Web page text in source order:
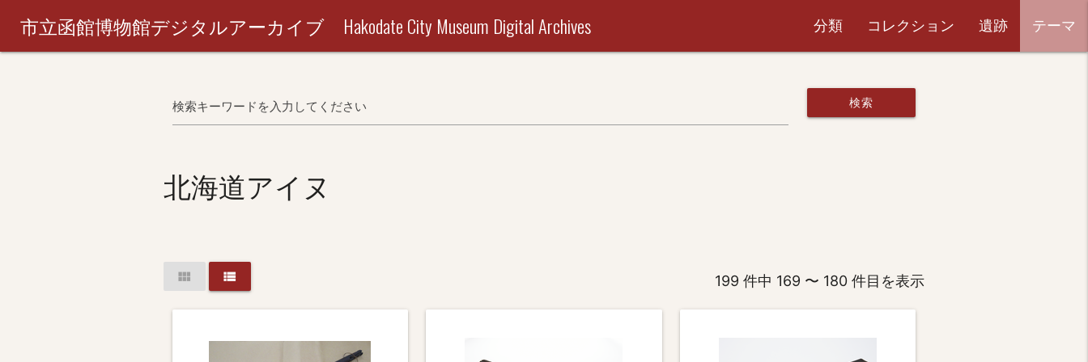
市立函館博物館デジタルアーカイブ Hakodate City Museum Digital Archives 分類 コレクション 遺跡 テーマ
検索キーワードを入力してください 検索
北海道アイヌ
view_module view_list 199 件中 169 〜 180 件目を表示